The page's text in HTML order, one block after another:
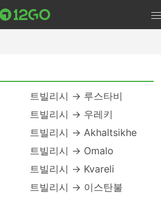
트빌리시 → 루스타비
트빌리시 → 우레키
트빌리시 → Akhaltsikhe
트빌리시 → Omalo
트빌리시 → Kvareli
트빌리시 → 이스탄불